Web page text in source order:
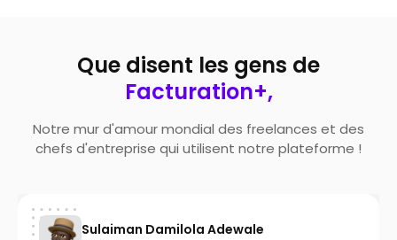
Que disent les gens de
Facturation+,
Notre mur d'amour mondial des freelances et des
chefs d'entreprise qui utilisent notre plateforme !
Adewale